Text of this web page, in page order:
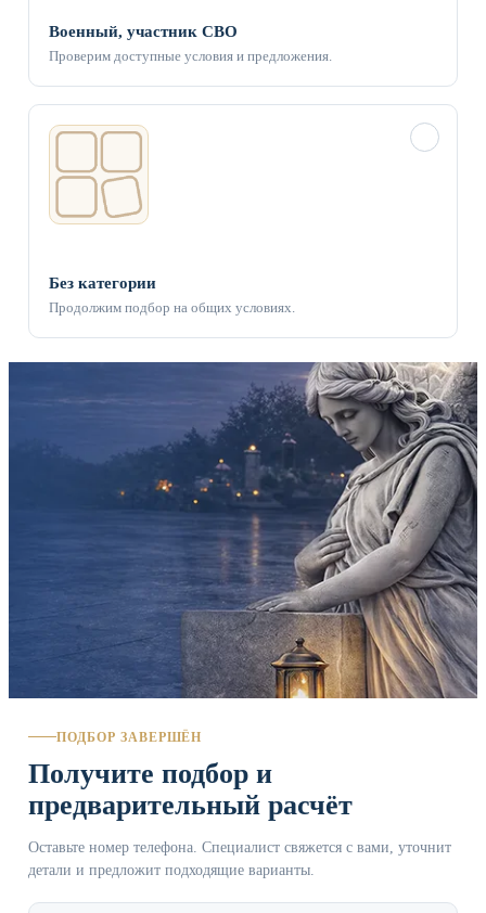
Военный, участник СВО
Проверим доступные условия и предложения.
Без категории
Продолжим подбор на общих условиях.
ПОДБОР ЗАВЕРШЁН
Получите подбор и
предварительный расчёт
Оставьте номер телефона. Специалист свяжется с вами, уточнит
детали и предложит подходящие варианты.